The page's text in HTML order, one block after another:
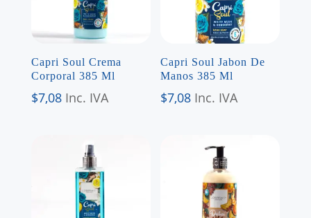
Capri Soul Crema
Corporal 385 Ml
$7,08 Inc. IVA
Capri Soul Jabon De
Manos 385 Ml
$7,08 Inc. IVA